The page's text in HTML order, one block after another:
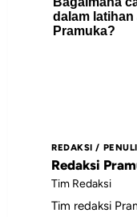
penting
pembina,
Artikel ini
Pramuka,
dalam
Pramuka?
catatan
menyiapkan
REDAKSI /
Redaksi
Tim Redaksi
Tim redaksi